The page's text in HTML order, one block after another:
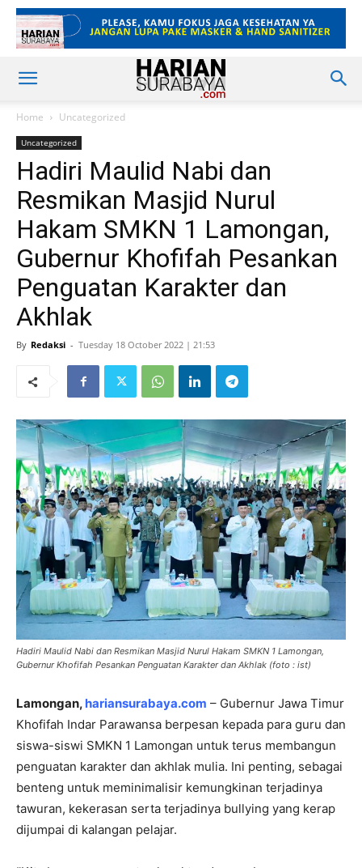
Home Uncategorized
Uncategorized
Hadiri Maulid Nabi dan
Resmikan Masjid Nurul
Hakam SMKN 1 Lamongan,
Gubernur Khofifah Pesankan
Penguatan Karakter dan
Akhlak
By Redaksi - Tuesday 18 October 2022 | 21:53
Hadiri Maulid Nabi dan Resmikan Masjid Nurul Hakam SMKN 1 Lamongan,
Gubernur Khofifah Pesankan Penguatan Karakter dan Akhlak (foto : ist)
Lamongan, hariansurabaya.com – Gubernur Jawa Timur
Khofifah Indar Parawansa berpesan kepada para guru dan
siswa-siswi SMKN 1 Lamongan untuk terus membangun
penguatan karakter dan akhlak mulia. Ini penting, sebagai
benteng untuk meminimalisir kemungkinan terjadinya
tawuran, kekerasan serta terjadinya bullying yang kerap
dijumpai di kalangan pelajar.